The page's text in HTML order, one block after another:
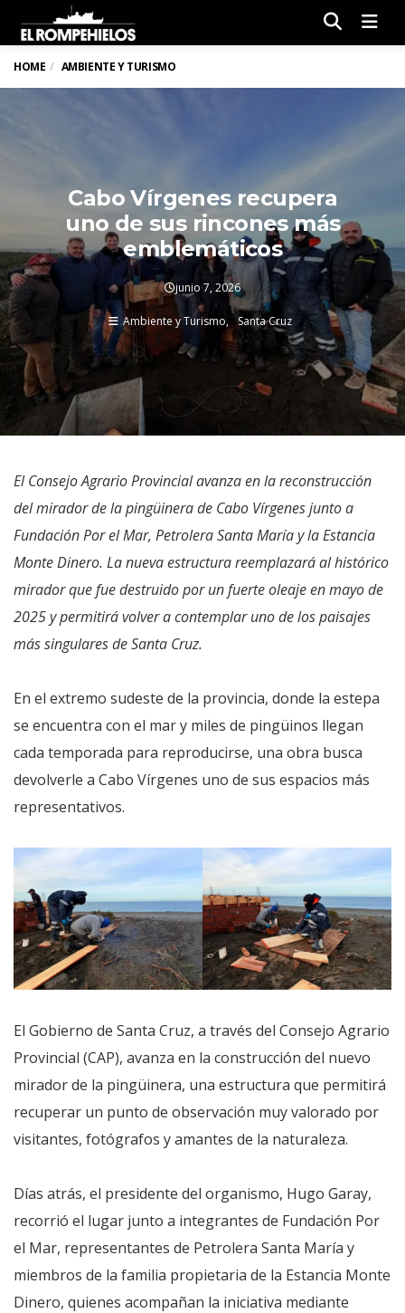
HOME AMBIENTE Y TURISMO
Cabo Vírgenes recupera
uno de sus rincones más
emblemáticos
junio 7, 2026
Ambiente y Turismo Santa Cruz
El Consejo Agrario Provincial avanza en la reconstrucción
del mirador de la pingüinera de Cabo Vírgenes junto a
Fundación Por el Mar, Petrolera Santa María y la Estancia
Monte Dinero. La nueva estructura reemplazará al histórico
mirador que fue destruido por un fuerte oleaje en mayo de
2025 y permitirá volver a contemplar uno de los paisajes
más singulares de Santa Cruz.
En el extremo sudeste de la provincia, donde la estepa
se encuentra con el mar y miles de pingüinos llegan
cada temporada para reproducirse, una obra busca
devolverle a Cabo Vírgenes uno de sus espacios más
representativos.
El Gobierno de Santa Cruz, a través del Consejo Agrario
Provincial (CAP), avanza en la construcción del nuevo
mirador de la pingüinera, una estructura que permitirá
recuperar un punto de observación muy valorado por
visitantes, fotógrafos y amantes de la naturaleza.
Días atrás, el presidente del organismo, Hugo Garay,
recorrió el lugar junto a integrantes de Fundación Por
el Mar, representantes de Petrolera Santa María y
miembros de la familia propietaria de la Estancia Monte
Dinero, quienes acompañan la iniciativa mediante